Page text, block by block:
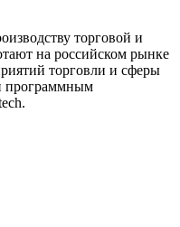
торговой и
на российском рынке
торговли и сферы
программным